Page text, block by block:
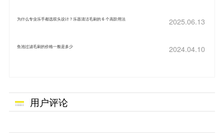
为什么专业乐手都选双头设计？乐器清洁毛刷的 6 个高阶用法 2025.06.13
鱼池过滤毛刷的价格一般是多少 2024.04.10
用户评论